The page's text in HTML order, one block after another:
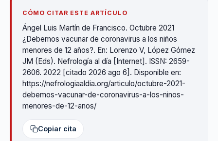
CÓMO CITAR ESTE ARTÍCULO
Ángel Luis Martín de Francisco. Octubre 2021
¿Debemos vacunar de coronavirus a los niños
menores de 12 años?. En: Lorenzo V, López Gómez
JM (Eds). Nefrología al día [Internet]. ISSN: 2659-
2606. 2022 [citado 2026 ago 6]. Disponible en:
https://nefrologiaaldia.org/articulo/octubre-2021-
debemos-vacunar-de-coronavirus-a-los-ninos-
menores-de-12-anos/
Copiar cita